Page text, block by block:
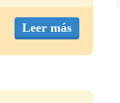
Leer más